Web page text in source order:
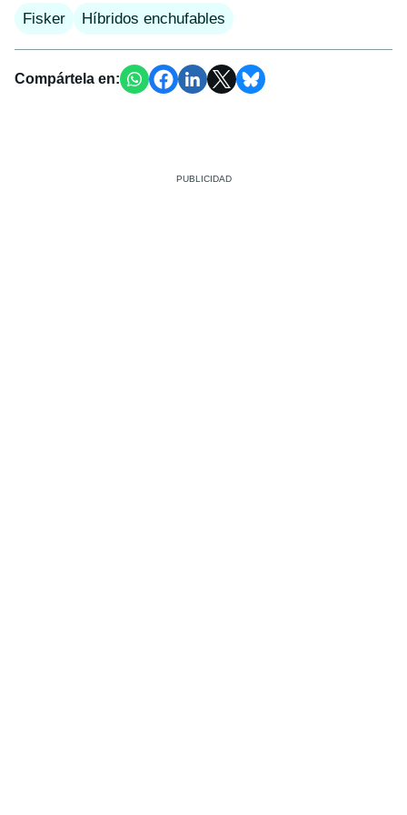
Fisker Híbridos enchufables
Compártela en: